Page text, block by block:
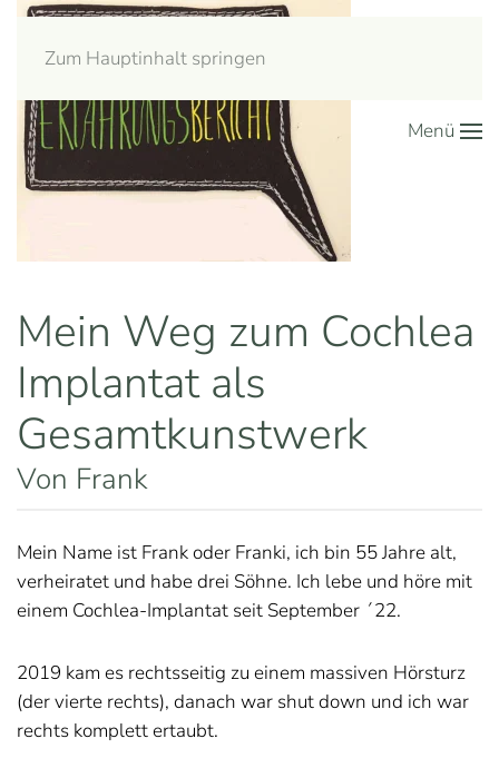
Zum Hauptinhalt springen
Menü
Mein Weg zum Cochlea
Implantat als
Gesamtkunstwerk
Von Frank
Mein Name ist Frank oder Franki, ich bin 55 Jahre alt,
verheiratet und habe drei Söhne. Ich lebe und höre mit
einem Cochlea-Implantat seit September ´22.
2019 kam es rechtsseitig zu einem massiven Hörsturz
(der vierte rechts), danach war shut down und ich war
rechts komplett ertaubt.